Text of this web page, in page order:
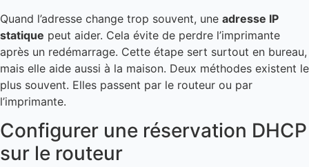
Quand l’adresse change trop souvent, une adresse IP
statique peut aider. Cela évite de perdre l’imprimante
après un redémarrage. Cette étape sert surtout en bureau,
mais elle aide aussi à la maison. Deux méthodes existent le
plus souvent. Elles passent par le routeur ou par
l’imprimante.
Configurer une réservation DHCP
sur le routeur